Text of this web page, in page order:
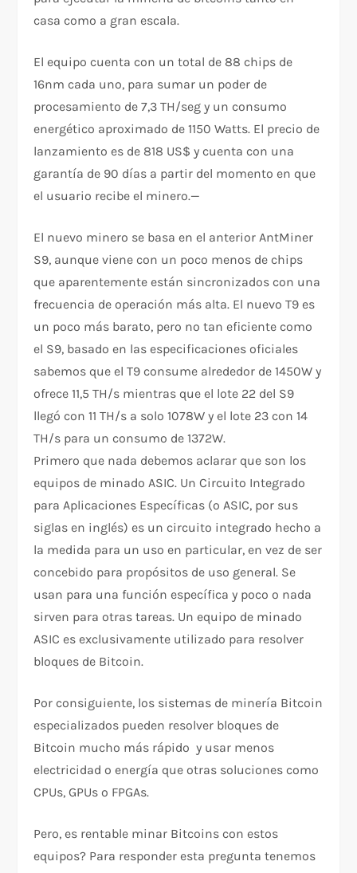
casa como a gran escala.
El equipo cuenta con un total de 88 chips de
16nm cada uno, para sumar un poder de
procesamiento de 7,3 TH/seg y un consumo
energético aproximado de 1150 Watts. El precio de
lanzamiento es de 818 US$ y cuenta con una
garantía de 90 días a partir del momento en que
el usuario recibe el minero.—
El nuevo minero se basa en el anterior AntMiner
S9, aunque viene con un poco menos de chips
que aparentemente están sincronizados con una
frecuencia de operación más alta. El nuevo T9 es
un poco más barato, pero no tan eficiente como
el S9, basado en las especificaciones oficiales
sabemos que el T9 consume alrededor de 1450W y
ofrece 11,5 TH/s mientras que el lote 22 del S9
llegó con 11 TH/s a solo 1078W y el lote 23 con 14
TH/s para un consumo de 1372W.
Primero que nada debemos aclarar que son los
equipos de minado ASIC. Un Circuito Integrado
para Aplicaciones Específicas (o ASIC, por sus
siglas en inglés) es un circuito integrado hecho a
la medida para un uso en particular, en vez de ser
concebido para propósitos de uso general. Se
usan para una función específica y poco o nada
sirven para otras tareas. Un equipo de minado
ASIC es exclusivamente utilizado para resolver
bloques de Bitcoin.
Por consiguiente, los sistemas de minería Bitcoin
especializados pueden resolver bloques de
Bitcoin mucho más rápido y usar menos
electricidad o energía que otras soluciones como
CPUs, GPUs o FPGAs.
Pero, es rentable minar Bitcoins con estos
equipos? Para responder esta pregunta tenemos